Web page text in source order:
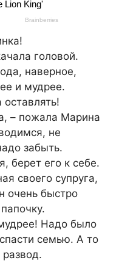
головой.
наверное,
и мудрее.
– пожала Марина
не
забыть.
берет его к себе.
своего супруга,
очень быстро
Надо было
семью. А то
развод.